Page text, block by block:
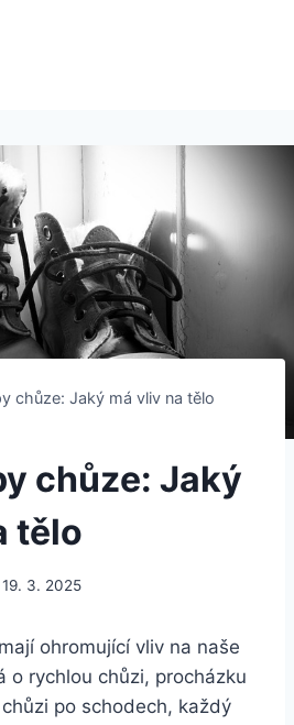
chůze: Jaký má vliv na tělo
chůze: Jaký
tělo
19. 3. 2025
ohromující vliv na naše
o rychlou chůzi, procházku
po schodech, každý